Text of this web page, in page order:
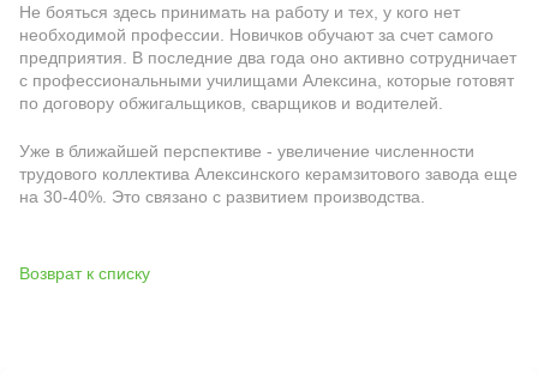
Не бояться здесь принимать на работу и тех, у кого нет
необходимой профессии. Новичков обучают за счет самого
предприятия. В последние два года оно активно сотрудничает
с профессиональными училищами Алексина, которые готовят
по договору обжигальщиков, сварщиков и водителей.
Уже в ближайшей перспективе - увеличение численности
трудового коллектива Алексинского керамзитового завода еще
на 30-40%. Это связано с развитием производства.
Возврат к списку